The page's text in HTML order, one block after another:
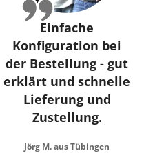
Einfache
Konfiguration bei
der Bestellung - gut
erklärt und schnelle
Lieferung und
Zustellung.
Jörg M. aus Tübingen